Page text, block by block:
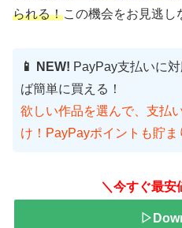
られる！この機会をお見逃し
📱 NEW! PayPay支払いに
ば簡単に買える！
欲しい作品を選んで、支払
け！PayPayポイントも貯ま
＼今すぐ最安